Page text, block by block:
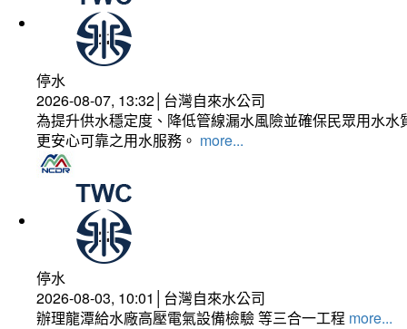
停水
2026-08-07, 13:32│台灣自來水公司
為提升供水穩定度、降低管線漏水風險並確保民眾用水
更安心可靠之用水服務。 more...
停水
2026-08-03, 10:01│台灣自來水公司
辦理龍潭給水廠高壓電氣設備檢驗 等三合一工程 more...